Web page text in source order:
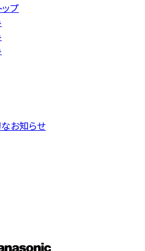
プ
お知らせ